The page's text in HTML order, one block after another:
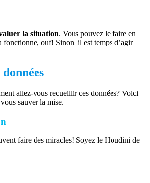
la situation. Vous pouvez le faire en
fonctionne, ouf! Sinon, il est temps d’agir
allez-vous recueillir ces données? Voici
sauver la mise.
faire des miracles! Soyez le Houdini de